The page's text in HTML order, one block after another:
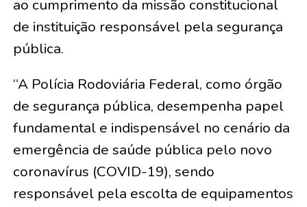
ao cumprimento da missão constitucional
de instituição responsável pela segurança
pública.
“A Polícia Rodoviária Federal, como órgão
de segurança pública, desempenha papel
fundamental e indispensável no cenário da
emergência de saúde pública pelo novo
coronavírus (COVID-19), sendo
responsável pela escolta de equipamentos